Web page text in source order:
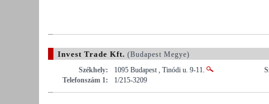
Invest Trade Kft. (Budapest Megye)
Székhely:
1095 Budapest , Tinódi u. 9-11.
Telefonszám 1:
1/215-3209